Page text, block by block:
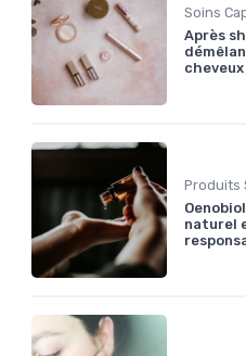
Soins
Après
cheveux
Produits
naturel